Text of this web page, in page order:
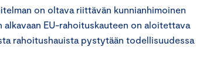
on oltava riittävän kunnianhimoinen
EU-rahoituskauteen on aloitettava
rahoitushauista pystytään todellisuudessa